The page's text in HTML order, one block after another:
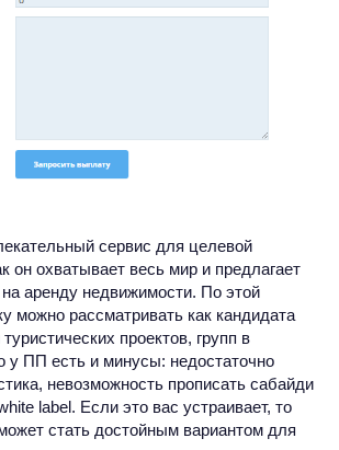
сервис для целевой
он охватывает весь мир и предлагает
аренду недвижимости. По этой
можно рассматривать как кандидата
проектов, групп в
у ПП есть и минусы: недостаточно
невозможность прописать сабайди
label. Если это вас устраивает, то
стать достойным вариантом для